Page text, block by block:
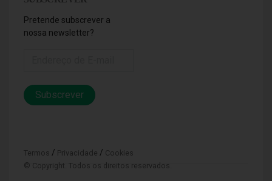
Pretende subscrever a
nossa newsletter?
Subscrever
Termos / Privacidade / Cookies
© Copyright. Todos os direitos reservados.